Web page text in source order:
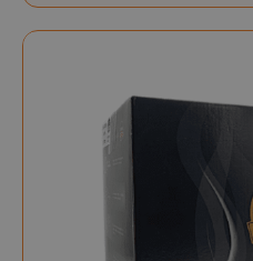
mage-cache-sessid